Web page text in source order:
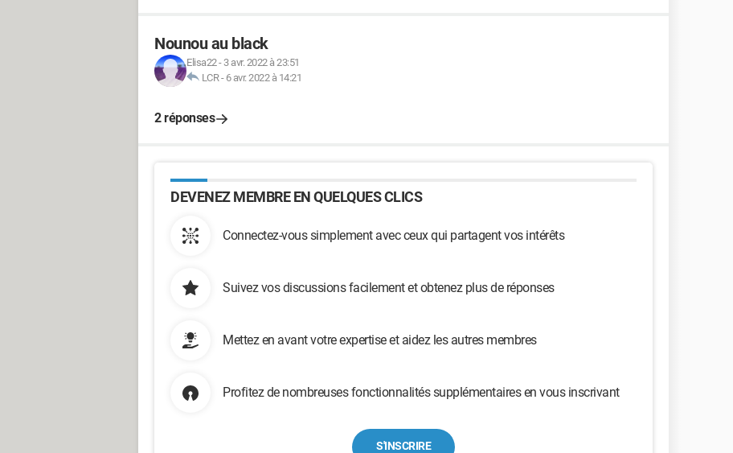
Nounou au black
Elisa22- 3 avr. 2022 à 23:51
LCR- 6 avr. 2022 à 14:21
2 réponses
DEVENEZ MEMBRE EN QUELQUES CLICS
Connectez-vous simplement avec ceux qui partagent vos intérêts
Suivez vos discussions facilement et obtenez plus de réponses
Mettez en avant votre expertise et aidez les autres membres
Profitez de nombreuses fonctionnalités supplémentaires en vous inscrivant
S'INSCRIRE